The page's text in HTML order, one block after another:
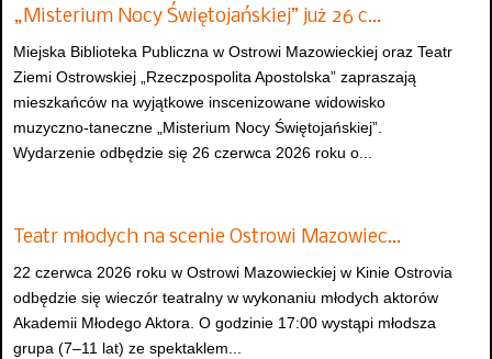
„Misterium Nocy Świętojańskiej” już 26 c…
Miejska Biblioteka Publiczna w Ostrowi Mazowieckiej oraz Teatr
Ziemi Ostrowskiej „Rzeczpospolita Apostolska” zapraszają
mieszkańców na wyjątkowe inscenizowane widowisko
muzyczno-taneczne „Misterium Nocy Świętojańskiej”.
Wydarzenie odbędzie się 26 czerwca 2026 roku o...
Teatr młodych na scenie Ostrowi Mazowiec…
22 czerwca 2026 roku w Ostrowi Mazowieckiej w Kinie Ostrovia
odbędzie się wieczór teatralny w wykonaniu młodych aktorów
Akademii Młodego Aktora. O godzinie 17:00 wystąpi młodsza
grupa (7–11 lat) ze spektaklem...